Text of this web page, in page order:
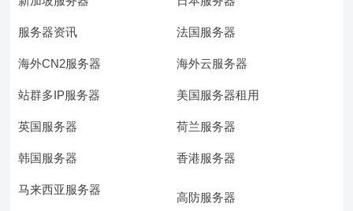
服务器资讯 法国服务器
海外CN2服务器 海外云服务器
站群多IP服务器 美国服务器租用
英国服务器 荷兰服务器
韩国服务器 香港服务器
马来西亚服务器
高防服务器